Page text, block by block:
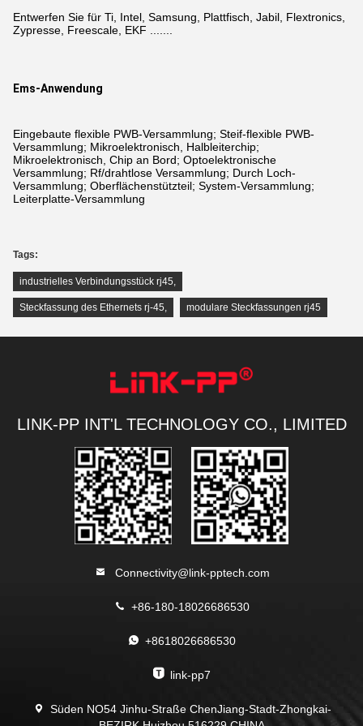
Entwerfen Sie für Ti, Intel, Samsung, Plattfisch, Jabil, Flextronics,
Zypresse, Freescale, EKF .......
Ems-Anwendung
Eingebaute flexible PWB-Versammlung; Steif-flexible PWB-
Versammlung; Mikroelektronisch, Halbleiterchip;
Mikroelektronisch, Chip an Bord; Optoelektronische
Versammlung; Rf/drahtlose Versammlung; Durch Loch-
Versammlung; Oberflächenstützteil; System-Versammlung;
Leiterplatte-Versammlung
Tags:
industrielles Verbindungsstück rj45,
Steckfassung des Ethernets rj-45, modulare Steckfassungen rj45
LINK-PP INT'L TECHNOLOGY CO., LIMITED
Connectivity@link-pptech.com
+86-180-18026686530
+8618026686530
link-pp7
Süden NO54 Jinhu-Straße ChenJiang-Stadt-Zhongkai-